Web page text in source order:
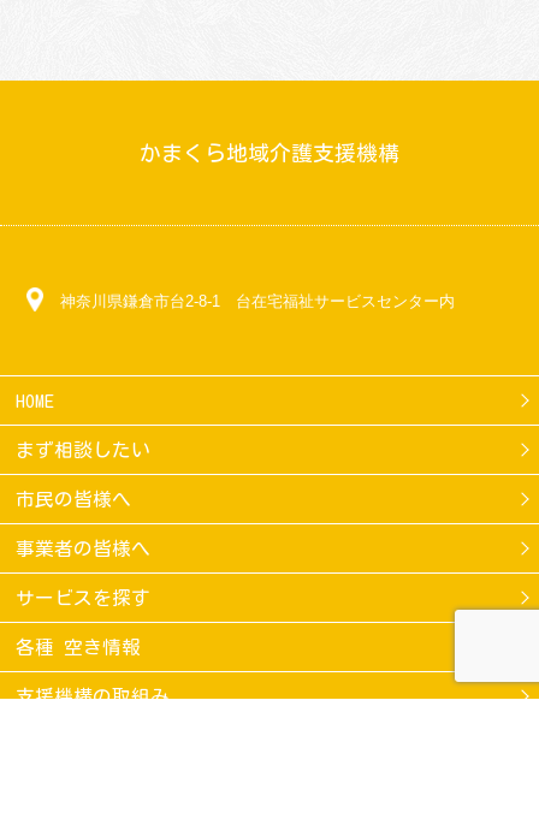
かまくら地域介護支援機構
神奈川県鎌倉市台2-8-1 台在宅福祉サービスセンター内
HOME
まず相談したい
市民の皆様へ
事業者の皆様へ
サービスを探す
各種 空き情報
支援機構の取組み